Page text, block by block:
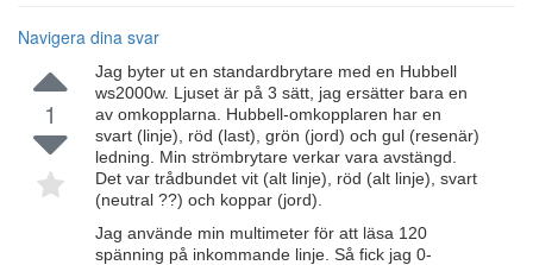
Navigera dina svar
1
Jag byter ut en standardbrytare med en Hubbell
ws2000w. Ljuset är på 3 sätt, jag ersätter bara en
av omkopplarna. Hubbell-omkopplaren har en
svart (linje), röd (last), grön (jord) och gul (resenär)
ledning. Min strömbrytare verkar vara avstängd.
Det var trådbundet vit (alt linje), röd (alt linje), svart
(neutral ??) och koppar (jord).
Jag använde min multimeter för att läsa 120
spänning på inkommande linje. Så fick jag 0-